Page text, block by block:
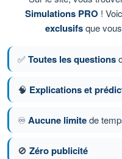
un aéronef habité
du parachute de secours
automatique au point de
82 sur 88
Simulations PRO !
exclusifsque
✅Toutes les questions
🧠 Explications et
♾️Aucune limitede
🚫 Zéro publicité